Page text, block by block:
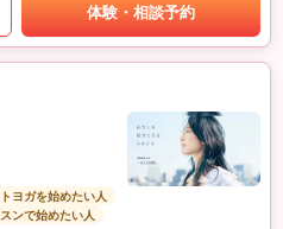
体験・相談予約
ヨガを始めたい人
ンで始めたい人